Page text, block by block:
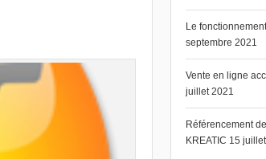
Le
septembre 2021
Vente en ligne
juillet 2021
Référencement
KREATIC 15